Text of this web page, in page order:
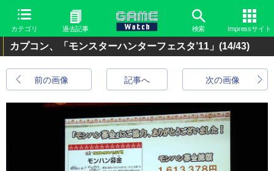
カテゴリ 過去記事 検索 Impressサイト
カプコン、「モンスターハンターフェスタ’11」 (14/43)
前の画像 次の画像
記事へ